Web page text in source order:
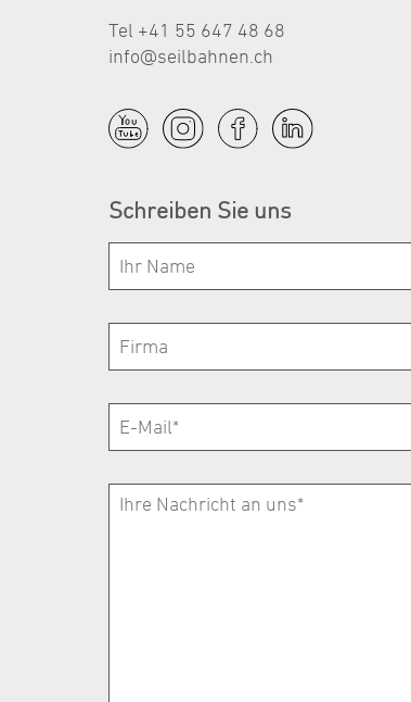
Tel +41 55 647 48 68
nf
s lb hn n ch
Schreiben Sie uns